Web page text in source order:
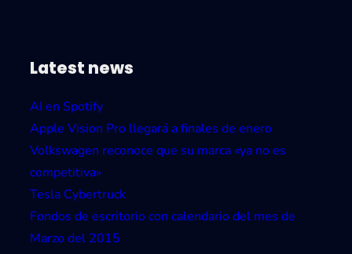
t
H
a
c
k
e
r
e
Latest news
AI en Spotify
Apple Vision Pro llegará a finales de enero
Volkswagen reconoce que su marca «ya no es
competitiva»
Tesla Cybertruck
Fondos de escritorio con calendario del mes de
Marzo del 2015